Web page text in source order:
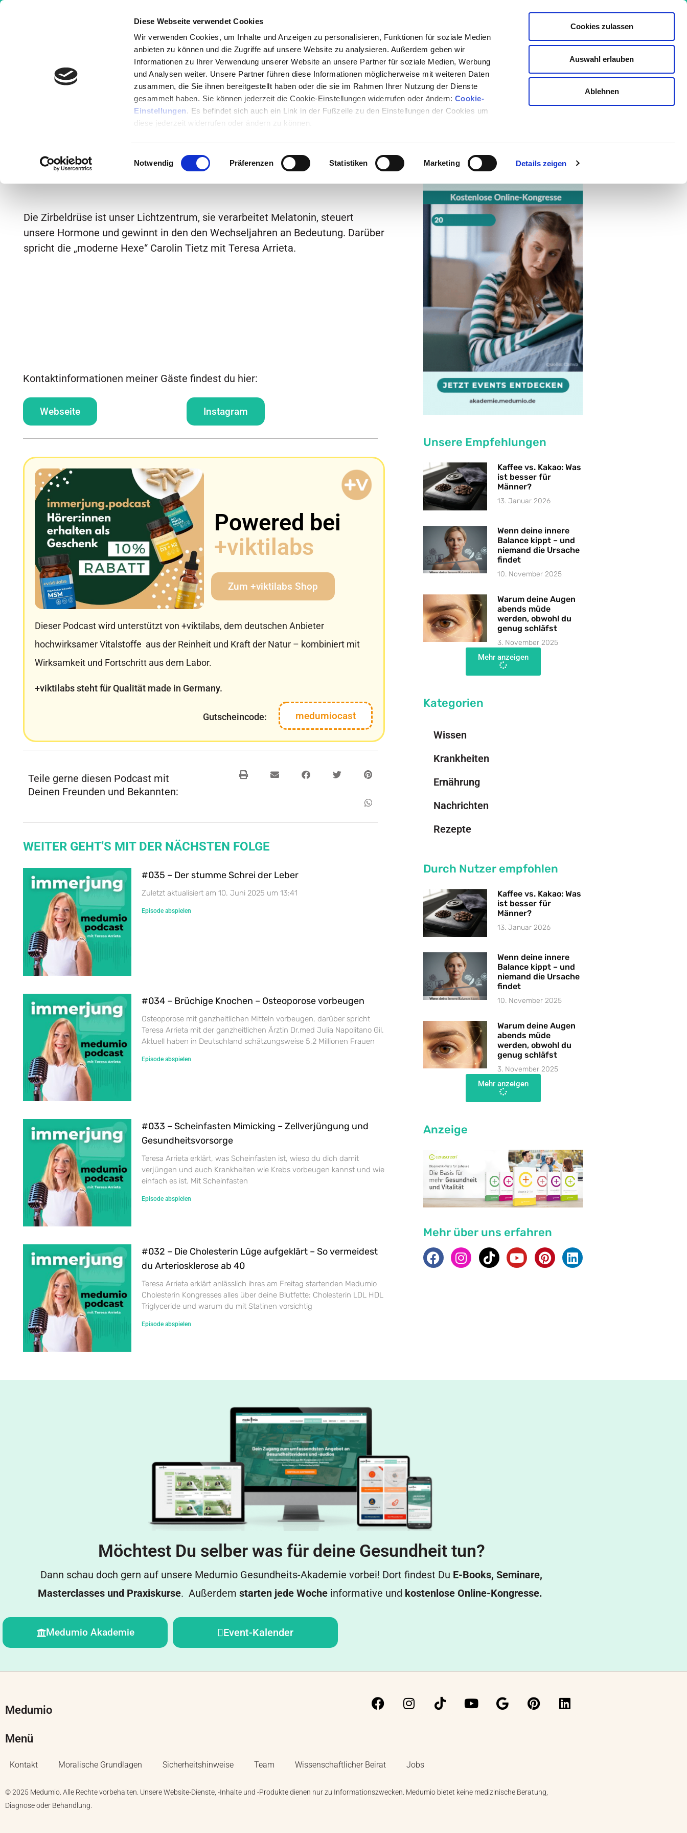
Diese Webseite verwendet Cookies
Wir verwenden Cookies, um Inhalte und Anzeigen zu personalisieren, Funktionen für soziale Medien
anbieten zu können und die Zugriffe auf unsere Website zu analysieren. Außerdem geben wir
Informationen zu Ihrer Verwendung unserer Website an unsere Partner für soziale Medien, Werbung
und Analysen weiter. Unsere Partner führen diese Informationen möglicherweise mit weiteren Daten
zusammen, die Sie ihnen bereitgestellt haben oder die sie im Rahmen Ihrer Nutzung der Dienste
gesammelt haben. Sie können jederzeit die Cookie-Einstellungen widerrufen oder ändern: Cookie-
Einstellungen. Es befindet sich auch ein Link in der Fußzeile zu den Einstellungen der Cookies um
diese jederzeit widerrufen oder ändern zu können.
Einwilligungsauswahl
Notwendig Präferenzen Statistiken Marketing Details zeigen
Cookies zulassen
Auswahl erlauben
Ablehnen
Wissen Ernährung Krankheiten Nachrichten Rezepte Events Medumio Akademie
#029 – Zirbeldrüse: wie sie
unsere Hormone steuert
Die Zirbeldrüse ist unser Lichtzentrum, sie verarbeitet Melatonin, steuert
unsere Hormone und gewinnt in den den Wechseljahren an Bedeutung. Darüber
spricht die „moderne Hexe“ Carolin Tietz mit Teresa Arrieta.
Kontaktinformationen meiner Gäste findest du hier:
Webseite Instagram
Powered bei
+viktilabs
Dieser Podcast wird unterstützt von +viktilabs, dem deutschen Anbieter
hochwirksamer Vitalstoffe aus der Reinheit und Kraft der Natur – kombiniert mit
Wirksamkeit und Fortschritt aus dem Labor.
Gutscheincode:
+viktilabs steht für Qualität made in Germany.
Zum +viktilabs Shop
medumiocast
Teile gerne diesen Podcast mit
Deinen Freunden und Bekannten:
WEITER GEHT'S MIT DER NÄCHSTEN FOLGE
#035 – Der stumme Schrei der Leber
Zuletzt aktualisiert am 10. Juni 2025 um 13:41
Episode abspielen
#034 – Brüchige Knochen – Osteoporose vorbeugen
Osteoporose mit ganzheitlichen Mitteln vorbeugen, darüber spricht
Teresa Arrieta mit der ganzheitlichen Ärztin Dr.med Julia Napolitano Gil.
Aktuell haben in Deutschland schätzungsweise 5,2 Millionen Frauen
Episode abspielen
#033 – Scheinfasten Mimicking – Zellverjüngung und
Gesundheitsvorsorge
Teresa Arrieta erklärt, was Scheinfasten ist, wieso du dich damit
verjüngen und auch Krankheiten wie Krebs vorbeugen kannst und wie
einfach es ist. Mit Scheinfasten
Episode abspielen
#032 – Die Cholesterin Lüge aufgeklärt – So vermeidest
du Arteriosklerose ab 40
Teresa Arrieta erklärt anlässlich ihres am Freitag startenden Medumio
Cholesterin Kongresses alles über deine Blutfette: Cholesterin LDL HDL
Triglyceride und warum du mit Statinen vorsichtig
Episode abspielen
Anzeige
Unsere Empfehlungen
Kaffee vs. Kakao: Was
ist besser für
Männer?
13. Januar 2026
Wenn deine innere
Balance kippt – und
niemand die Ursache
findet
10. November 2025
Warum deine Augen
abends müde
werden, obwohl du
genug schläfst
3. November 2025
Mehr anzeigen
Kategorien
Wissen
Krankheiten
Ernährung
Nachrichten
Rezepte
Durch Nutzer empfohlen
Kaffee vs. Kakao: Was
ist besser für
Männer?
13. Januar 2026
Wenn deine innere
Balance kippt – und
niemand die Ursache
findet
10. November 2025
Warum deine Augen
abends müde
werden, obwohl du
genug schläfst
3. November 2025
Mehr anzeigen
Anzeige
Mehr über uns erfahren
Möchtest Du selber was für deine Gesundheit tun?
Dann schau doch gern auf unsere Medumio Gesundheits-Akademie vorbei! Dort findest Du E-Books, Seminare,
Masterclasses und Praxiskurse. Außerdem starten jede Woche informative und kostenlose Online-Kongresse.
Medumio Akademie Event-Kalender
Medumio
Menü
Kontakt Moralische Grundlagen Sicherheitshinweise Team Wissenschaftlicher Beirat Jobs
© 2025 Medumio. Alle Rechte vorbehalten. Unsere Website-Dienste, -Inhalte und -Produkte dienen nur zu Informationszwecken. Medumio bietet keine medizinische Beratung,
Diagnose oder Behandlung.